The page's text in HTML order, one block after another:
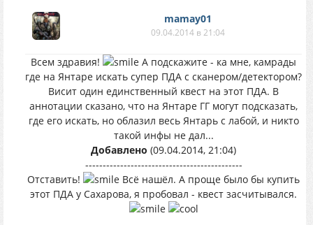
mamay01
09.04.2014 в 21:04
Всем здравия!
А подскажите - ка мне, камрады
где на Янтаре искать супер ПДА с сканером/детектором?
Висит один единственный квест на этот ПДА. В
аннотации сказано, что на Янтаре ГГ могут подсказать,
где его искать, но облазил весь Янтарь с лабой, и никто
такой инфы не дал...
Добавлено (09.04.2014, 21:04)
---------------------------------------------
Отставить!
Всё нашёл. А проще было бы купить
этот ПДА у Сахарова, я пробовал - квест засчитывался.